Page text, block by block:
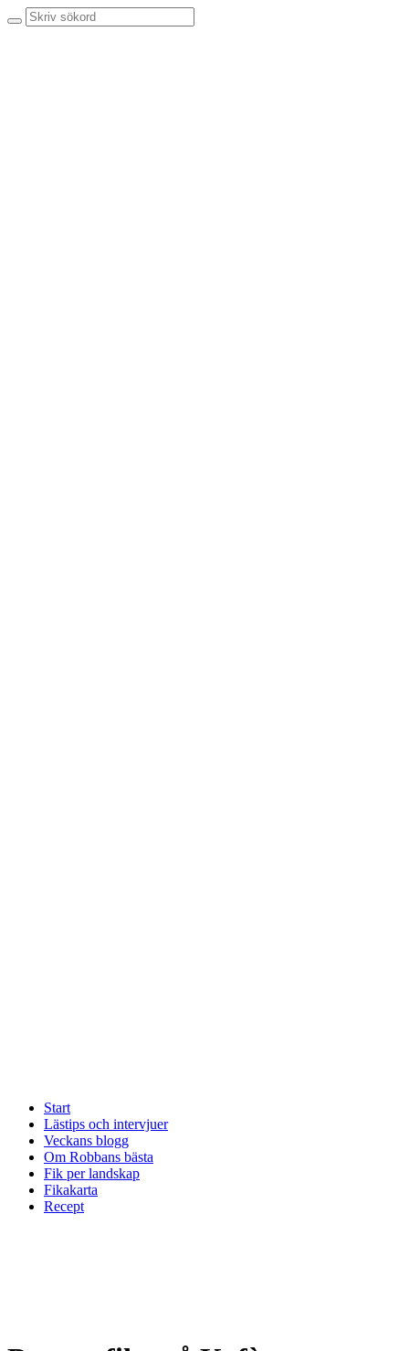
Start
Lästips och intervjuer
Veckans blogg
Om Robbans bästa
Fik per landskap
Fikakarta
Recept